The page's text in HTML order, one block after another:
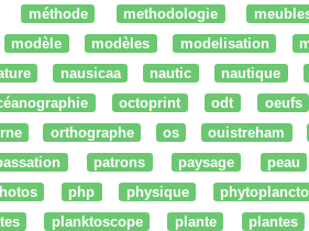
méthode methodologie
modèle modèles modelisation
nausicaa nautic nautique
octoprint odt oeufs
orthographe os ouistreham
patrons paysage peau
php physique
planktoscope plante plantes